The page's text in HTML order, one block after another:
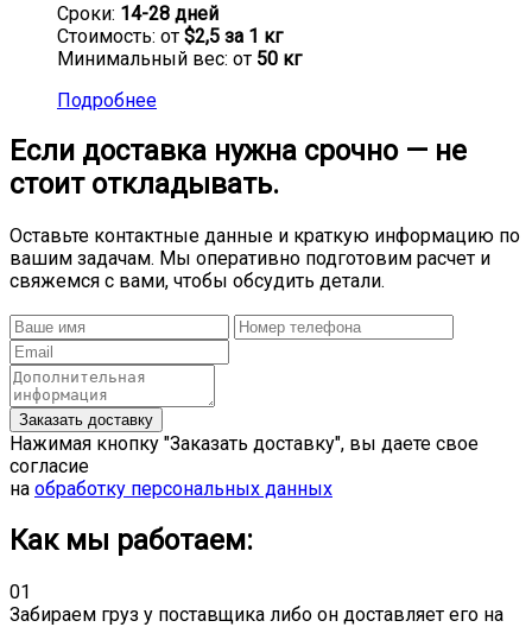
Сроки: 14-28 дней
Стоимость: от $2,5 за 1 кг
Минимальный вес: от 50 кг
Подробнее
Если доставка нужна срочно — не
стоит откладывать.
Оставьте контактные данные и краткую информацию по
вашим задачам. Мы оперативно подготовим расчет и
свяжемся с вами, чтобы обсудить детали.
Нажимая кнопку "Заказать доставку", вы даете свое
согласие
на обработку персональных данных
Как мы работаем:
01
Забираем груз у поставщика либо он доставляет его на